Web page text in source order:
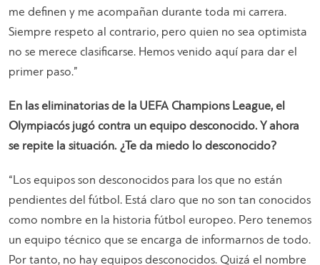
me definen y me acompañan durante toda mi carrera.
Siempre respeto al contrario, pero quien no sea optimista
no se merece clasificarse. Hemos venido aquí para dar el
primer paso.”
En las eliminatorias de la UEFA Champions League, el
Olympiacós jugó contra un equipo desconocido. Y ahora
se repite la situación. ¿Te da miedo lo desconocido?
“Los equipos son desconocidos para los que no están
pendientes del fútbol. Está claro que no son tan conocidos
como nombre en la historia fútbol europeo. Pero tenemos
un equipo técnico que se encarga de informarnos de todo.
Por tanto, no hay equipos desconocidos. Quizá el nombre